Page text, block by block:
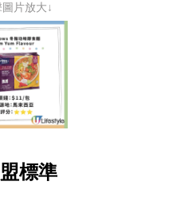
圖片放大↓
標準